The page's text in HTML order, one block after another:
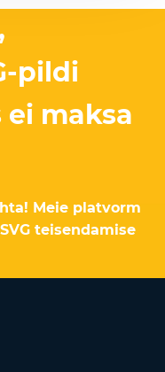
pildi
maksa
Meie platvorm
teisendamise